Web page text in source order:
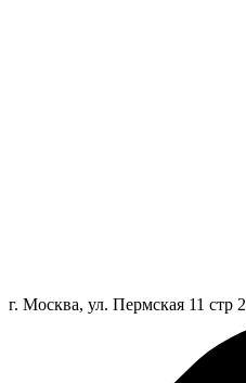
г. Москва, ул. Пермская 11 стр 2